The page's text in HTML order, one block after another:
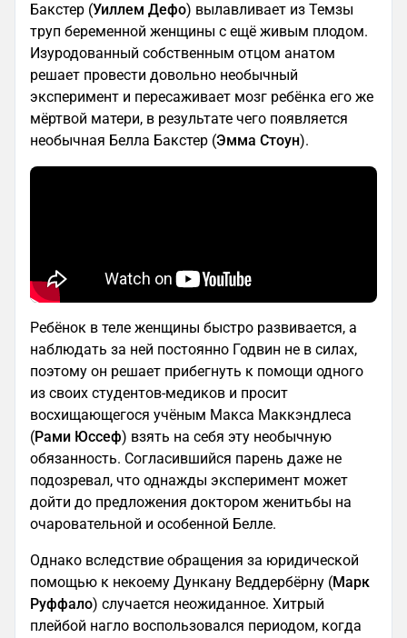
Бакстер (Уиллем Дефо) вылавливает из Темзы
труп беременной женщины с ещё живым плодом.
Изуродованный собственным отцом анатом
решает провести довольно необычный
эксперимент и пересаживает мозг ребёнка его же
мёртвой матери, в результате чего появляется
необычная Белла Бакстер (Эмма Стоун).
Ребёнок в теле женщины быстро развивается, а
наблюдать за ней постоянно Годвин не в силах,
поэтому он решает прибегнуть к помощи одного
из своих студентов-медиков и просит
восхищающегося учёным Макса Маккэндлеса
(Рами Юссеф) взять на себя эту необычную
обязанность. Согласившийся парень даже не
подозревал, что однажды эксперимент может
дойти до предложения доктором женитьбы на
очаровательной и особенной Белле.
Однако вследствие обращения за юридической
помощью к некоему Дункану Веддербёрну (Марк
Руффало) случается неожиданное. Хитрый
плейбой нагло воспользовался периодом, когда